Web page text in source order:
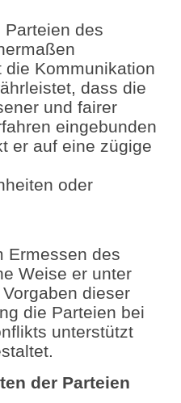
Parteien des
Kommunikation
dass die
und fairer
eingebunden
er auf eine zügige
oder
Ermessen des
Weise er unter
dieser
die Parteien bei
unterstützt
der Parteien